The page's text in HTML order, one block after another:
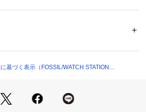
ル/キュービックジルコニア
）
基づく表示（FOSSIL/WATCH STATION